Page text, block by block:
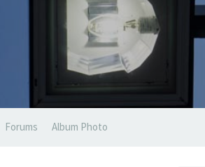
Forums Album Photo